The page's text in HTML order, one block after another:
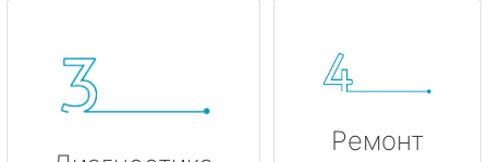
Ремонт